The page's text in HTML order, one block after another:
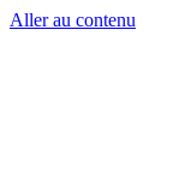
Aller au contenu